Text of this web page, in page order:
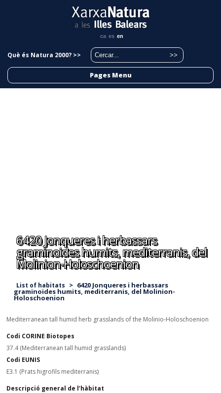
ca es en
Què és Natura 2000? >>
Pages Menu
6420 Jonqueres i herbassars
graminoides humits, mediterranis, del
Molinion-Holoschoenion
List of habitats > 6420 Jonqueres i herbassars
graminoides humits, mediterranis, del Molinion-
Holoschoenion
Mediterranean tall humid herb grasslands of the Molinio-Holoschoenion
Codi CORINE Biotopes
37.4 (Mediterranean tall humid grasslands)
Codi EUNIS
E3.1 (Prats higrofils mediterranis)
Descripció general de l’hàbitat